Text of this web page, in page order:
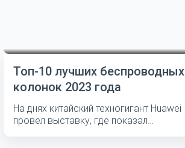
Топ-10 лучших беспроводных
колонок 2023 года
На днях китайский техногигант Huawei
провел выставку, где показал